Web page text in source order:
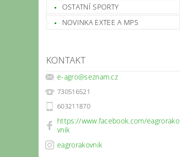
OSTATNÍ SPORTY
NOVINKA EXTEE A MPS
KONTAKT
e-agro@seznam.cz
730516521
603211870
https://www.facebook.com/eagrorako
vnik
eagrorakovnik